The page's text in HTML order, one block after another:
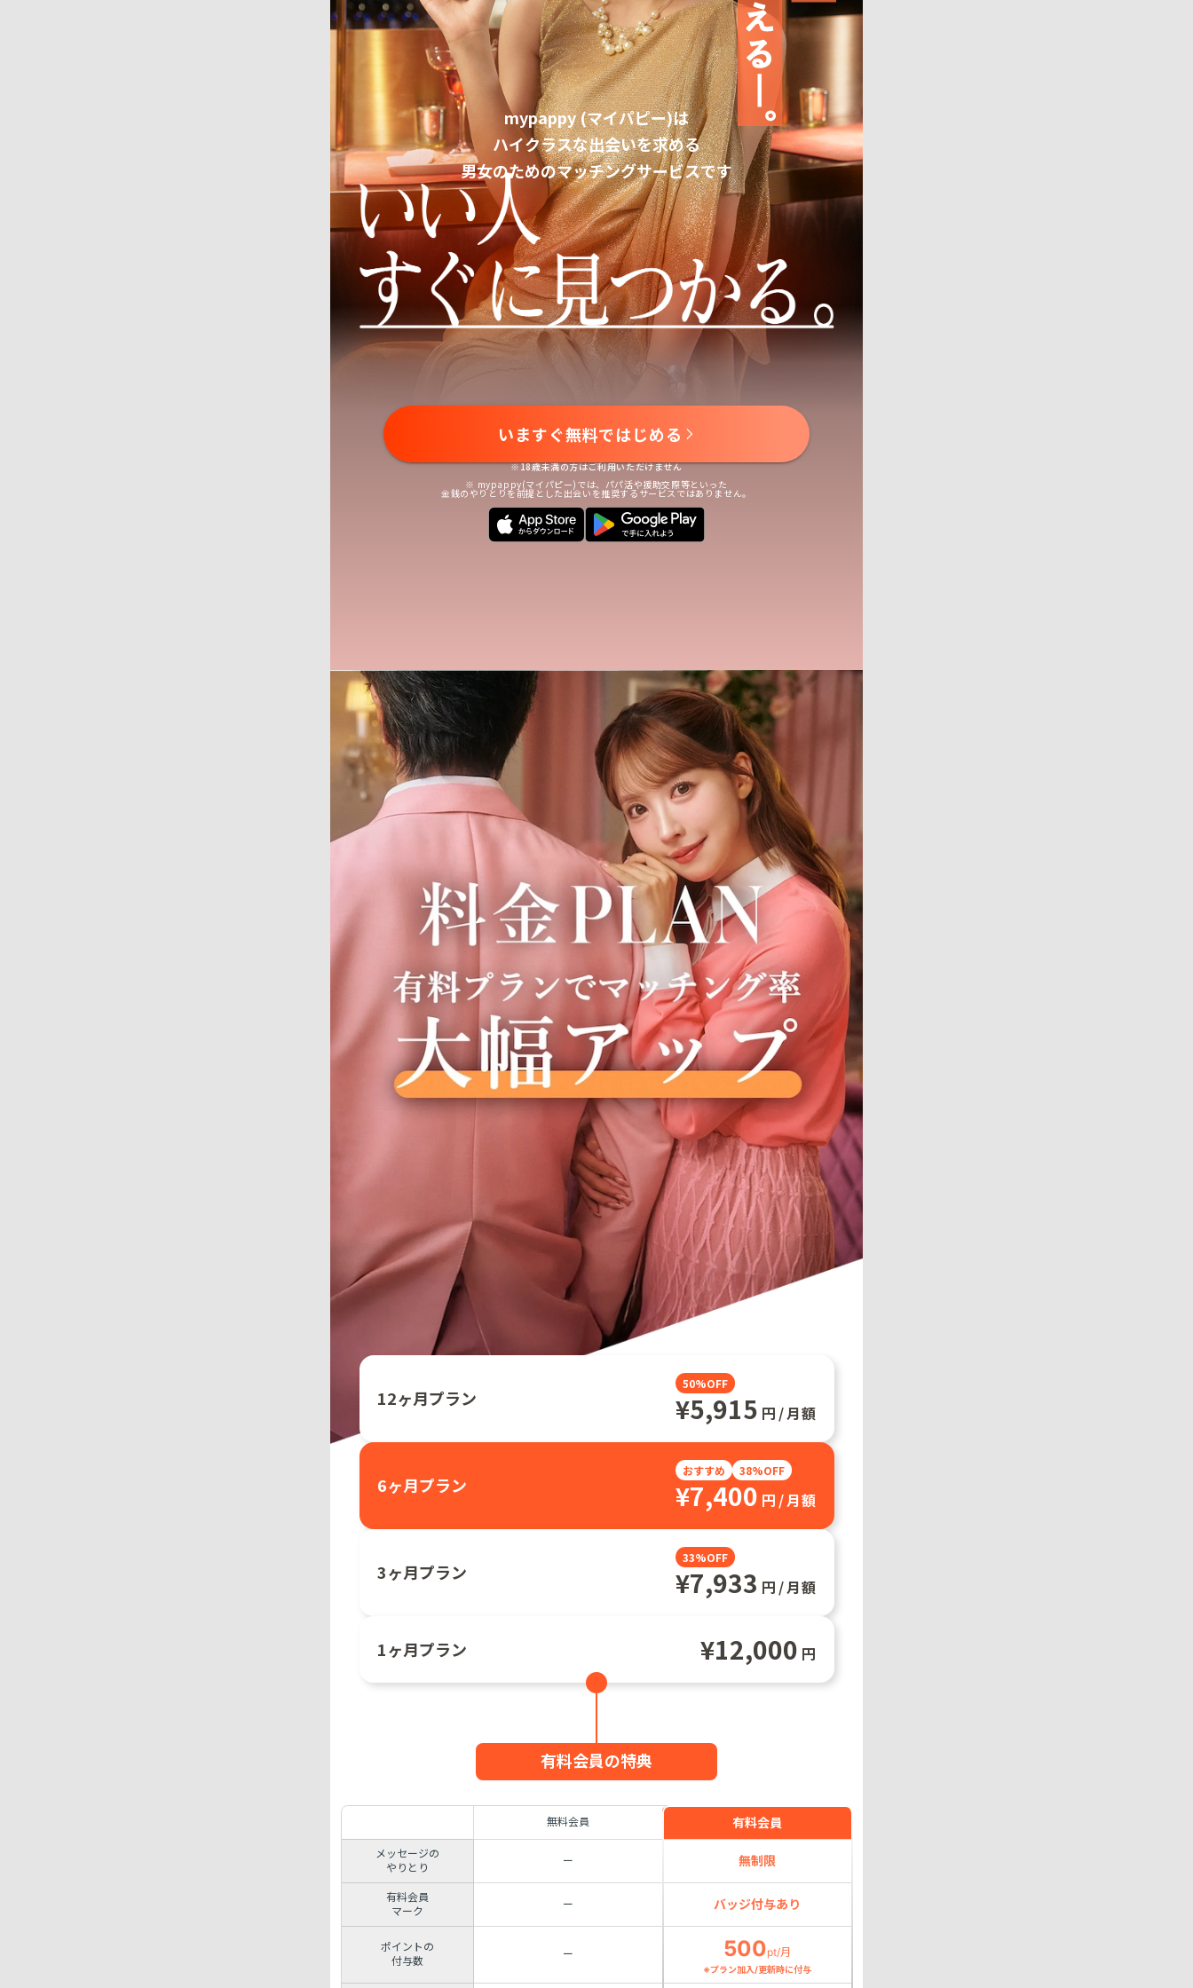
いますぐ無料ではじめる
※18歳未満の方はご利用いただけません
※ mypappy(マイパピー)では、パパ活や援助交際等といった
金銭のやりとりを前提とした出会いを推奨するサービスではありません。
mypappy（マイパピー）
mypappy (マイパピー)とは
mypappy (マイパピー)は
ハイクラスな出会いを求める
男女のためのマッチングサービスです
料金PLAN 有料プランでマッチング率 大幅アップ
12ヶ月プラン
50%OFF
¥5,915 円 /月額
6ヶ月プラン
おすすめ 38%OFF
¥7,400 円 /月額
3ヶ月プラン
33%OFF
¥7,933 円 /月額
1ヶ月プラン ¥12,000 円
有料会員の特典
無料会員 有料会員
メッセージの
やりとり
ー 無制限
有料会員
マーク
ー バッジ付与あり
ポイントの
付与数
ー 500pt/月
※プラン加入/更新時に付与